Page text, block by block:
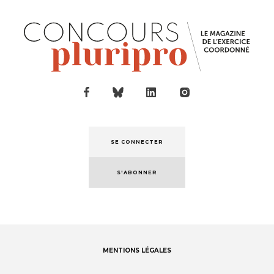
SE CONNECTER
S'ABONNER
MENTIONS LÉGALES